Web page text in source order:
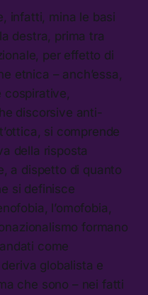
infatti, mina le basi
destra, prima tra
per effetto di
etnica – anch’essa,
discorsive anti-
si comprende
della risposta
a dispetto di quanto
si definisce
l’omofobia,
formano
come
globalista e
che sono – nei fatti